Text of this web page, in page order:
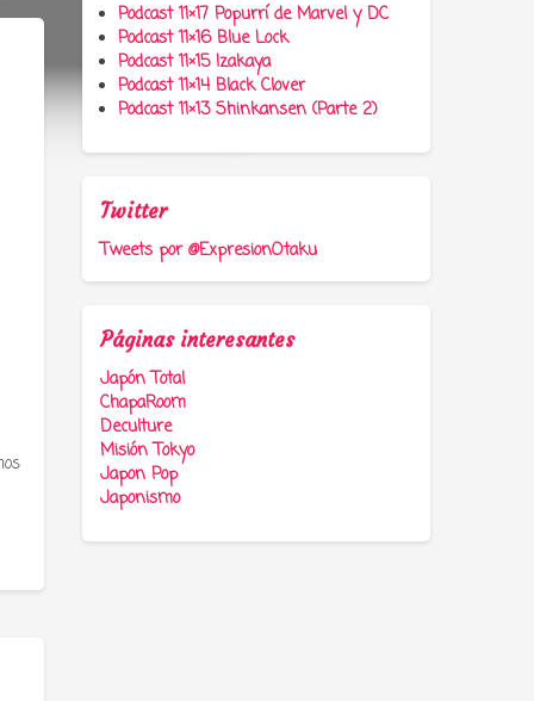
Podcast 11×17 Popurrí de Marvel y DC
Podcast 11×16 Blue Lock
Podcast 11×15 Izakaya
Podcast 11×14 Black Clover
Podcast 11×13 Shinkansen (Parte 2)
Twitter
Tweets por @ExpresionOtaku
Páginas interesantes
Japón Total
ChapaRoom
Deculture
Misión Tokyo
Japon Pop
Japonismo